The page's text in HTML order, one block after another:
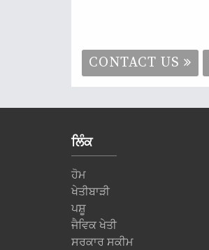
CONTACT US
ਲਿੰਕ
ਹੋਮ
ਖੇਤੀਬਾੜੀ
ਪਸ਼ੂ
ਜੈਵਿਕ ਖੇਤੀ
ਸਰਕਾਰ ਸਕੀਮ